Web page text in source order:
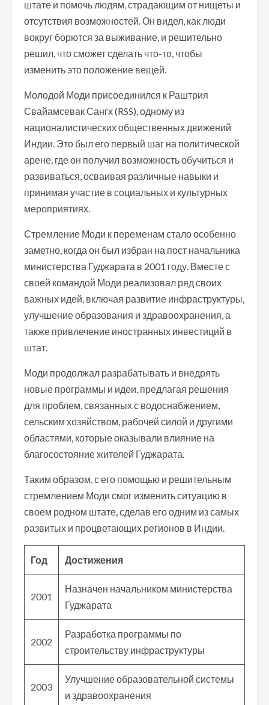
штате и помочь людям, страдающим от нищеты и
отсутствия возможностей. Он видел, как люди
вокруг борются за выживание, и решительно
решил, что сможет сделать что-то, чтобы
изменить это положение вещей.
Молодой Моди присоединился к Раштрия
Свайамсевак Сангх (RSS), одному из
националистических общественных движений
Индии. Это был его первый шаг на политической
арене, где он получил возможность обучиться и
развиваться, осваивая различные навыки и
принимая участие в социальных и культурных
мероприятиях.
Стремление Моди к переменам стало особенно
заметно, когда он был избран на пост начальника
министерства Гуджарата в 2001 году. Вместе с
своей командой Моди реализовал ряд своих
важных идей, включая развитие инфраструктуры,
улучшение образования и здравоохранения, а
также привлечение иностранных инвестиций в
штат.
Моди продолжал разрабатывать и внедрять
новые программы и идеи, предлагая решения
для проблем, связанных с водоснабжением,
сельским хозяйством, рабочей силой и другими
областями, которые оказывали влияние на
благосостояние жителей Гуджарата.
Таким образом, с его помощью и решительным
стремлением Моди смог изменить ситуацию в
своем родном штате, сделав его одним из самых
развитых и процветающих регионов в Индии.
Год Достижения
2001
Назначен начальником министерства
Гуджарата
2002
Разработка программы по
строительству инфраструктуры
2003
Улучшение образовательной системы
и здравоохранения